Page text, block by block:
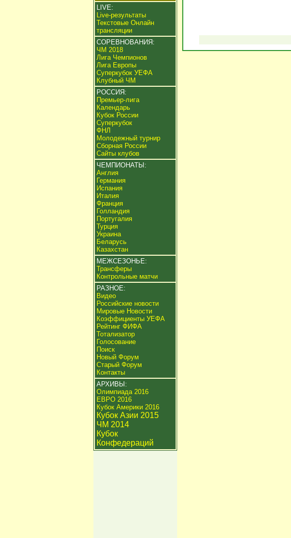
LIVE:
Live-результаты
Текстовые Онлайн
трансляции
СОРЕВНОВАНИЯ:
ЧМ 2018
Лига Чемпионов
Лига Европы
Суперкубок УЕФА
Клубный ЧМ
РОССИЯ:
Премьер-лига
Календарь
Кубок России
Суперкубок
ФНЛ
Молодежный турнир
Сборная России
Сайты клубов
ЧЕМПИОНАТЫ:
Англия
Германия
Испания
Италия
Франция
Голландия
Португалия
Турция
Украина
Беларусь
Казахстан
МЕЖСЕЗОНЬЕ:
Трансферы
Контрольные матчи
РАЗНОЕ:
Видео
Российские новости
Мировые Новости
Коэффициенты УЕФА
Рейтинг ФИФА
Тотализатор
Голосование
Поиск
Новый Форум
Старый Форум
Контакты
АРХИВЫ:
Олимпиада 2016
ЕВРО 2016
Кубок Америки 2016
Кубок Азии 2015
ЧМ 2014
Кубок
Конфедераций